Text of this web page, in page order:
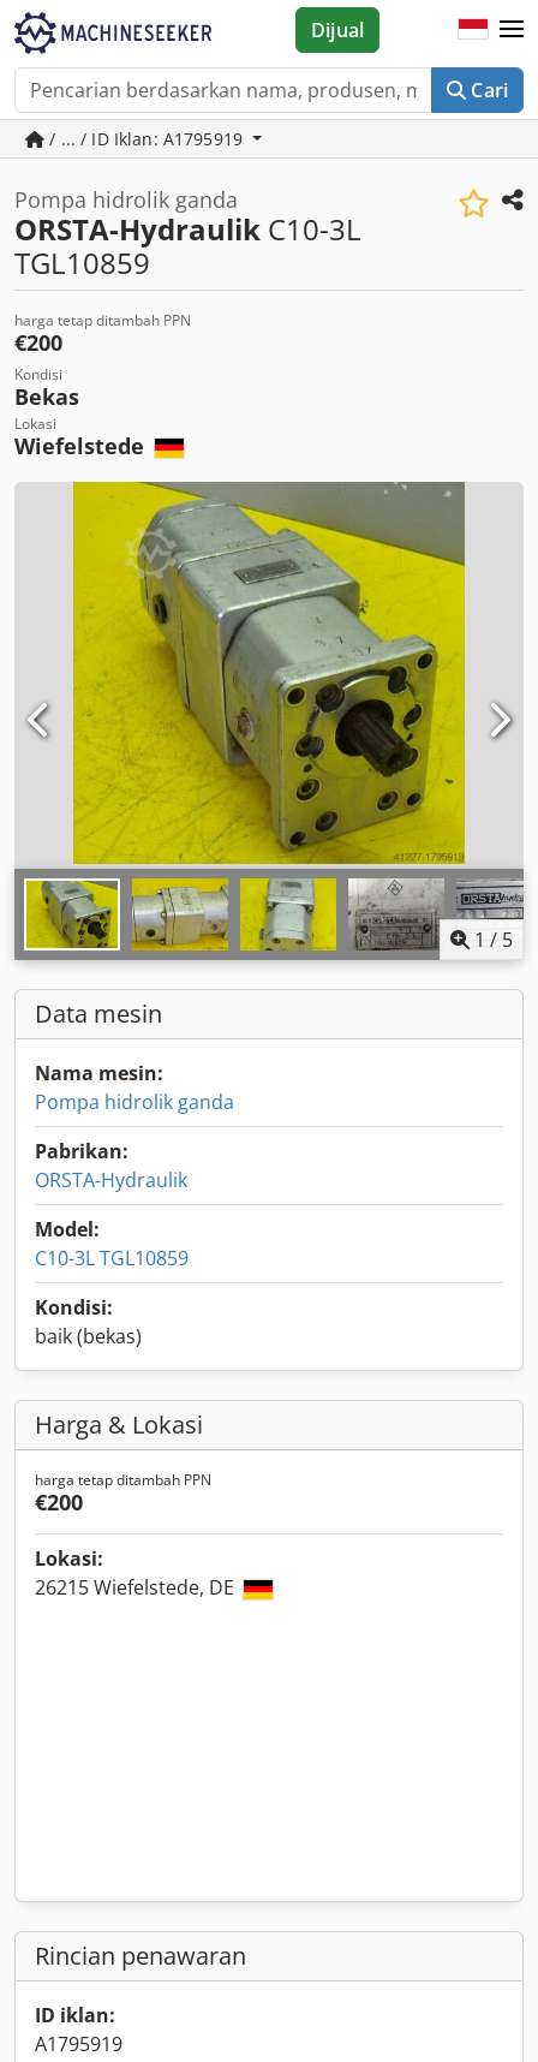
Cari
Dijual
/ ... / ID Iklan: A1795919
Pompa hidrolik ganda
ORSTA-Hydraulik C10-3L
TGL10859
harga tetap ditambah PPN
€200
Kondisi
Bekas
Lokasi
Wiefelstede
1 / 5
Data mesin
Nama mesin:
Pompa hidrolik ganda
Pabrikan:
ORSTA-Hydraulik
Model:
C10-3L TGL10859
Kondisi:
baik (bekas)
Harga & Lokasi
harga tetap ditambah PPN
€200
Lokasi:
26215 Wiefelstede, DE
Rincian penawaran
ID iklan:
A1795919